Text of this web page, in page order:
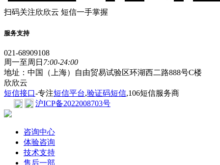
扫码关注欣欣云 短信一手掌握
服务支持
021-68909108
周一至周日 7:00-24:00
地址：中国（上海）自由贸易试验区环湖西二路888号C楼
欣欣云
短信接口-专注短信平台,验证码短信,106短信服务商
沪ICP备2022008703号
咨询中心
体验咨询
技术支持
售后一部